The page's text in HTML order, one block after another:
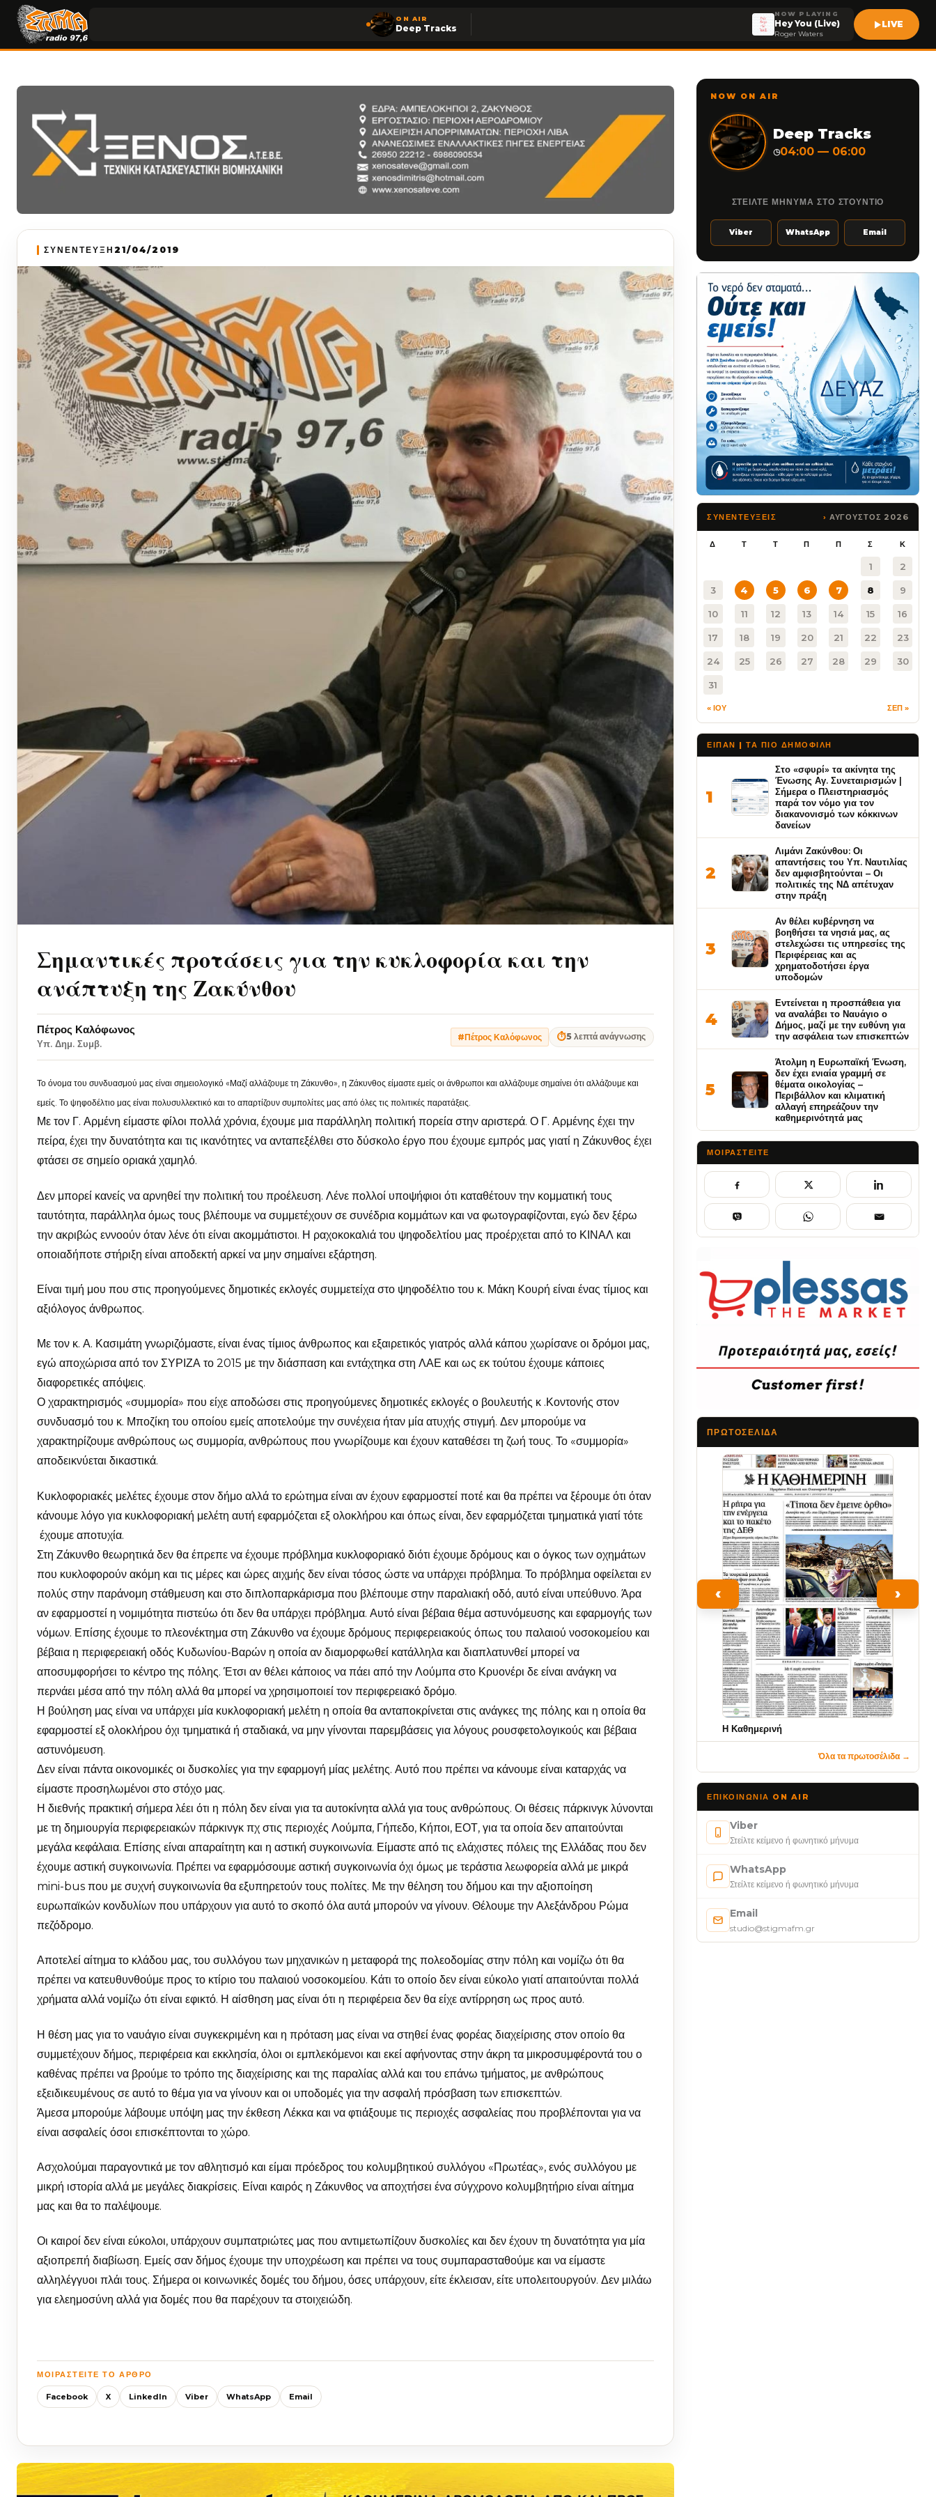
ON AIR
Deep Tracks
NOW PLAYING
Hey You (Live)
Roger Waters
LIVE
ΣΥΝΕΝΤΕΥΞΗ 21/04/2019
Σημαντικές προτάσεις για την κυκλοφορία και την
ανάπτυξη της Ζακύνθου
Πέτρος Καλόφωνος
Υπ. Δημ. Συμβ.
#Πέτρος Καλόφωνος ⏱5 λεπτά ανάγνωσης
Το όνομα του συνδυασμού μας είναι σημειολογικό «Μαζί αλλάζουμε τη Ζάκυνθο», η Ζάκυνθος είμαστε εμείς οι άνθρωποι και αλλάζουμε σημαίνει ότι αλλάζουμε και
εμείς. Το ψηφοδέλτιο μας είναι πολυσυλλεκτικό και το απαρτίζουν συμπολίτες μας από όλες τις πολιτικές παρατάξεις.
Με τον Γ. Αρμένη είμαστε φίλοι πολλά χρόνια, έχουμε μια παράλληλη πολιτική πορεία στην αριστερά. Ο Γ. Αρμένης έχει την
πείρα, έχει την δυνατότητα και τις ικανότητες να ανταπεξέλθει στο δύσκολο έργο που έχουμε εμπρός μας γιατί η Ζάκυνθος έχει
φτάσει σε σημείο οριακά χαμηλό.
Δεν μπορεί κανείς να αρνηθεί την πολιτική του προέλευση. Λένε πολλοί υποψήφιοι ότι καταθέτουν την κομματική τους
ταυτότητα, παράλληλα όμως τους βλέπουμε να συμμετέχουν σε συνέδρια κομμάτων και να φωτογραφίζονται, εγώ δεν ξέρω
την ακριβώς εννοούν όταν λένε ότι είναι ακομμάτιστοι. Η ραχοκοκαλιά του ψηφοδελτίου μας προέρχεται από το ΚΙΝΑΛ και
οποιαδήποτε στήριξη είναι αποδεκτή αρκεί να μην σημαίνει εξάρτηση.
Είναι τιμή μου που στις προηγούμενες δημοτικές εκλογές συμμετείχα στο ψηφοδέλτιο του κ. Μάκη Κουρή είναι ένας τίμιος και
αξιόλογος άνθρωπος.
Με τον κ. Α. Κασιμάτη γνωριζόμαστε, είναι ένας τίμιος άνθρωπος και εξαιρετικός γιατρός αλλά κάπου χωρίσανε οι δρόμοι μας,
εγώ αποχώρισα από τον ΣΥΡΙΖΑ το 2015 με την διάσπαση και εντάχτηκα στη ΛΑΕ και ως εκ τούτου έχουμε κάποιες
διαφορετικές απόψεις.
Ο χαρακτηρισμός «συμμορία» που είχε αποδώσει στις προηγούμενες δημοτικές εκλογές ο βουλευτής κ .Κοντονής στον
συνδυασμό του κ. Μποζίκη του οποίου εμείς αποτελούμε την συνέχεια ήταν μία ατυχής στιγμή. Δεν μπορούμε να
χαρακτηρίζουμε ανθρώπους ως συμμορία, ανθρώπους που γνωρίζουμε και έχουν καταθέσει τη ζωή τους. Το «συμμορία»
αποδεικνύεται δικαστικά.
Κυκλοφοριακές μελέτες έχουμε στον δήμο αλλά το ερώτημα είναι αν έχουν εφαρμοστεί ποτέ και θα πρέπει να ξέρουμε ότι όταν
κάνουμε λόγο για κυκλοφοριακή μελέτη αυτή εφαρμόζεται εξ ολοκλήρου και όπως είναι, δεν εφαρμόζεται τμηματικά γιατί τότε
έχουμε αποτυχία.
Στη Ζάκυνθο θεωρητικά δεν θα έπρεπε να έχουμε πρόβλημα κυκλοφοριακό διότι έχουμε δρόμους και ο όγκος των οχημάτων
που κυκλοφορούν ακόμη και τις μέρες και ώρες αιχμής δεν είναι τόσος ώστε να υπάρχει πρόβλημα. Το πρόβλημα οφείλεται εν
πολύς στην παράνομη στάθμευση και στο διπλοπαρκάρισμα που βλέπουμε στην παραλιακή οδό, αυτό είναι υπεύθυνο. Άρα
αν εφαρμοστεί η νομιμότητα πιστεύω ότι δεν θα υπάρχει πρόβλημα. Αυτό είναι βέβαια θέμα αστυνόμευσης και εφαρμογής των
νόμων. Επίσης έχουμε το πλεονέκτημα στη Ζάκυνθο να έχουμε δρόμους περιφερειακούς όπως του παλαιού νοσοκομείου και
βέβαια η περιφερειακή οδός Κυδωνίου-Βαρών η οποία αν διαμορφωθεί κατάλληλα και διαπλατυνθεί μπορεί να
αποσυμφορήσει το κέντρο της πόλης. Έτσι αν θέλει κάποιος να πάει από την Λούμπα στο Κρυονέρι δε είναι ανάγκη να
περνάει μέσα από την πόλη αλλά θα μπορεί να χρησιμοποιεί τον περιφερειακό δρόμο.
Η βούληση μας είναι να υπάρχει μία κυκλοφοριακή μελέτη η οποία θα ανταποκρίνεται στις ανάγκες της πόλης και η οποία θα
εφαρμοστεί εξ ολοκλήρου όχι τμηματικά ή σταδιακά, να μην γίνονται παρεμβάσεις για λόγους ρουσφετολογικούς και βέβαια
αστυνόμευση.
Δεν είναι πάντα οικονομικές οι δυσκολίες για την εφαρμογή μίας μελέτης. Αυτό που πρέπει να κάνουμε είναι καταρχάς να
είμαστε προσηλωμένοι στο στόχο μας.
Η διεθνής πρακτική σήμερα λέει ότι η πόλη δεν είναι για τα αυτοκίνητα αλλά για τους ανθρώπους. Οι θέσεις πάρκινγκ λύνονται
με τη δημιουργία περιφερειακών πάρκινγκ πχ στις περιοχές Λούμπα, Γήπεδο, Κήποι, ΕΟΤ, για τα οποία δεν απαιτούνται
μεγάλα κεφάλαια. Επίσης είναι απαραίτητη και η αστική συγκοινωνία. Είμαστε από τις ελάχιστες πόλεις της Ελλάδας που δεν
έχουμε αστική συγκοινωνία. Πρέπει να εφαρμόσουμε αστική συγκοινωνία όχι όμως με τεράστια λεωφορεία αλλά με μικρά
mini-bus που με συχνή συγκοινωνία θα εξυπηρετούν τους πολίτες. Με την θέληση του δήμου και την αξιοποίηση
ευρωπαϊκών κονδυλίων που υπάρχουν για αυτό το σκοπό όλα αυτά μπορούν να γίνουν. Θέλουμε την Αλεξάνδρου Ρώμα
πεζόδρομο.
Αποτελεί αίτημα το κλάδου μας, του συλλόγου των μηχανικών η μεταφορά της πολεοδομίας στην πόλη και νομίζω ότι θα
πρέπει να κατευθυνθούμε προς το κτίριο του παλαιού νοσοκομείου. Κάτι το οποίο δεν είναι εύκολο γιατί απαιτούνται πολλά
χρήματα αλλά νομίζω ότι είναι εφικτό. Η αίσθηση μας είναι ότι η περιφέρεια δεν θα είχε αντίρρηση ως προς αυτό.
Η θέση μας για το ναυάγιο είναι συγκεκριμένη και η πρόταση μας είναι να στηθεί ένας φορέας διαχείρισης στον οποίο θα
συμμετέχουν δήμος, περιφέρεια και εκκλησία, όλοι οι εμπλεκόμενοι και εκεί αφήνοντας στην άκρη τα μικροσυμφέροντά του ο
καθένας πρέπει να βρούμε το τρόπο της διαχείρισης και της παραλίας αλλά και του επάνω τμήματος, με ανθρώπους
εξειδικευμένους σε αυτό το θέμα για να γίνουν και οι υποδομές για την ασφαλή πρόσβαση των επισκεπτών.
Άμεσα μπορούμε λάβουμε υπόψη μας την έκθεση Λέκκα και να φτιάξουμε τις περιοχές ασφαλείας που προβλέπονται για να
είναι ασφαλείς όσοι επισκέπτονται το χώρο.
Ασχολούμαι παραγοντικά με τον αθλητισμό και είμαι πρόεδρος του κολυμβητικού συλλόγου «Πρωτέας», ενός συλλόγου με
μικρή ιστορία αλλά με μεγάλες διακρίσεις. Είναι καιρός η Ζάκυνθος να αποχτήσει ένα σύγχρονο κολυμβητήριο είναι αίτημα
μας και θα το παλέψουμε.
Οι καιροί δεν είναι εύκολοι, υπάρχουν συμπατριώτες μας που αντιμετωπίζουν δυσκολίες και δεν έχουν τη δυνατότητα για μία
αξιοπρεπή διαβίωση. Εμείς σαν δήμος έχουμε την υποχρέωση και πρέπει να τους συμπαρασταθούμε και να είμαστε
αλληλέγγυοι πλάι τους. Σήμερα οι κοινωνικές δομές του δήμου, όσες υπάρχουν, είτε έκλεισαν, είτε υπολειτουργούν. Δεν μιλάω
για ελεημοσύνη αλλά για δομές που θα παρέχουν τα στοιχειώδη.
ΜΟΙΡΑΣΤΕΊΤΕ ΤΟ ΆΡΘΡΟ
Facebook X LinkedIn Viber WhatsApp Email
NOW ON AIR
Deep Tracks
◷04:00 — 06:00
ΣΤΕΙΛΤΕ ΜΗΝΥΜΑ ΣΤΟ ΣΤΟΥΝΤΙΟ
Viber WhatsApp Email
ΣΥΝΕΝΤΕΥΞΕΙΣ ΑΥΓΟΥΣΤΟΣ 2026
Δ Τ Τ Π Π Σ Κ
1 2
3 4 5 6 7 8 9
10 11 12 13 14 15 16
17 18 19 20 21 22 23
24 25 26 27 28 29 30
31
« ΙΟΥ ΣΕΠ »
ΕΙΠΑΝ | ΤΑ ΠΙΟ ΔΗΜΟΦΙΛΉ
1
Στο «σφυρί» τα ακίνητα της
Ένωσης Αγ. Συνεταιρισμών |
Σήμερα ο Πλειστηριασμός
παρά τον νόμο για τον
διακανονισμό των κόκκινων
δανείων
2
Λιμάνι Ζακύνθου: Οι
απαντήσεις του Υπ. Ναυτιλίας
δεν αμφισβητούνται – Οι
πολιτικές της ΝΔ απέτυχαν
στην πράξη
3
Αν θέλει κυβέρνηση να
βοηθήσει τα νησιά μας, ας
στελεχώσει τις υπηρεσίες της
Περιφέρειας και ας
χρηματοδοτήσει έργα
υποδομών
4
Εντείνεται η προσπάθεια για
να αναλάβει το Ναυάγιο ο
Δήμος, μαζί με την ευθύνη για
την ασφάλεια των επισκεπτών
5
Άτολμη η Ευρωπαϊκή Ένωση,
δεν έχει ενιαία γραμμή σε
θέματα οικολογίας –
Περιβάλλον και κλιματική
αλλαγή επηρεάζουν την
καθημερινότητά μας
ΜΟΙΡΑΣΤΕΊΤΕ
ΠΡΩΤΟΣΈΛΙΔΑ
‹
Η Καθημερινή
›
Όλα τα πρωτοσέλιδα →
ΕΠΙΚΟΙΝΩΝΊΑ ON AIR
Viber
Στείλτε κείμενο ή φωνητικό μήνυμα
WhatsApp
Στείλτε κείμενο ή φωνητικό μήνυμα
Email
studio@stigmafm.gr